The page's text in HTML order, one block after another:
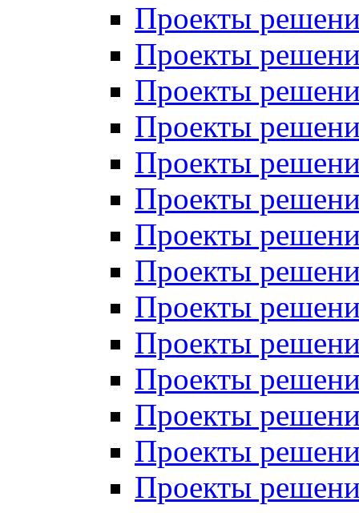
Проекты
Проекты
Проекты
Проекты
Проекты
Проекты
Проекты
Проекты
Проекты
Проекты
Проекты
Проекты
Проекты
Проекты